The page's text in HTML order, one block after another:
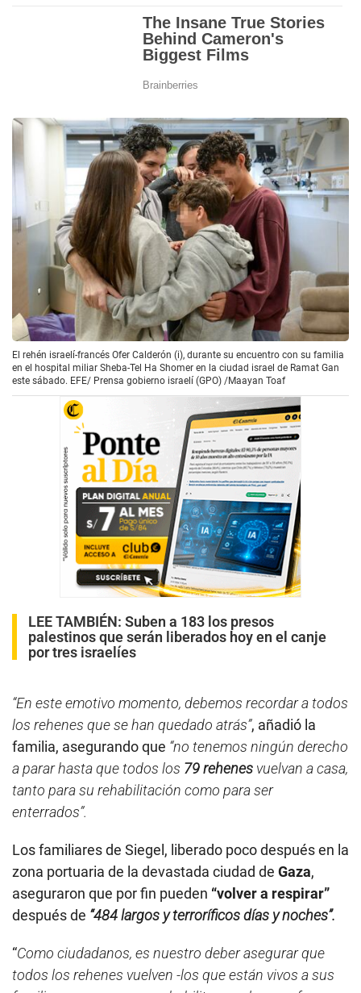
El rehén israelí-francés Ofer Calderón (i), durante su encuentro con su familia
en el hospital miliar Sheba-Tel Ha Shomer en la ciudad israel de Ramat Gan
este sábado. EFE/ Prensa gobierno israelí (GPO) /Maayan Toaf
LEE TAMBIÉN: Suben a 183 los presos
palestinos que serán liberados hoy en el canje
por tres israelíes
“En este emotivo momento, debemos recordar a todos
los rehenes que se han quedado atrás”, añadió la
familia, asegurando que “no tenemos ningún derecho
a parar hasta que todos los 79 rehenes vuelvan a casa,
tanto para su rehabilitación como para ser
enterrados”.
Los familiares de Siegel, liberado poco después en la
zona portuaria de la devastada ciudad de Gaza,
aseguraron que por fin pueden “volver a respirar”
después de “484 largos y terroríficos días y noches”.
“Como ciudadanos, es nuestro deber asegurar que
todos los rehenes vuelven -los que están vivos a sus